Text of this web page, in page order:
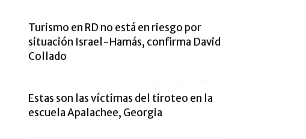
Turismo en RD no está en riesgo por
situación Israel-Hamás, confirma David
Collado
Estas son las víctimas del tiroteo en la
escuela Apalachee, Georgia